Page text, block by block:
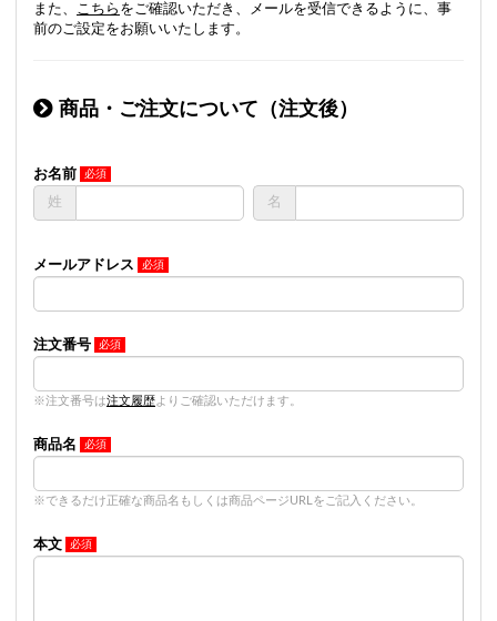
また、 こちら をご確認いただき、メールを受信できるように、事
前のご設定をお願いいたします。
商品・ご注文について（注文後）
お名前
姓
名
メールアドレス
注文番号
※注文番号は注文履歴よりご確認いただけます。
商品名
※できるだけ正確な商品名もしくは商品ページURLをご記入ください。
本文